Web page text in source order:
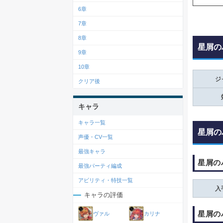
星屑
ジ
星屑
星屑の
入
星屑の
6章
7章
8章
9章
10章
クリア後
キャラ
キャラ一覧
声優・CV一覧
最強キャラ
最強パーティ編成
アビリティ・特技一覧
キャラの評価
ヴァル カリナ